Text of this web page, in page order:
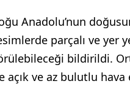
Anadolu’nun
parçalı ve yer
bildirildi.
açık ve az bulutlu